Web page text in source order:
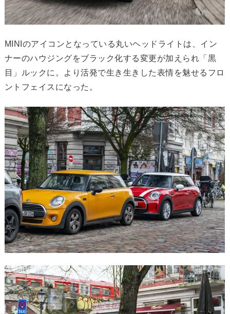
MINIのアイコンとなっている丸いヘッドライトは、イン
ナーのハウジングをブラック化する変更が加えられ「黒
目」ルックに。より活発で生き生きした表情を魅せるフロ
ントフェイスになった。